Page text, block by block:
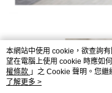
本網站中使用 cookie，欲查詢
望在電腦上使用 cookie 時應如
權條款 」之 Cookie 聲明。您
用條款之 Cookie 聲明使用
了解更多 >